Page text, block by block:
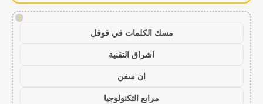
!
مسك الكلمات في قوقل
اشراق التقنية
ان سفن
مرابع التكنولوجيا